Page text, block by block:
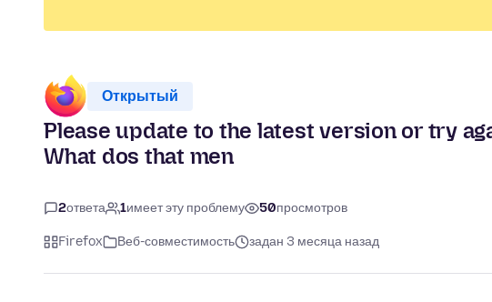
Открытый
Please update to the latest version or try
What dos that men
2ответа 1имеет эту проблему 50просмотров
Firefox Веб-совместимость задан 3 месяца назад